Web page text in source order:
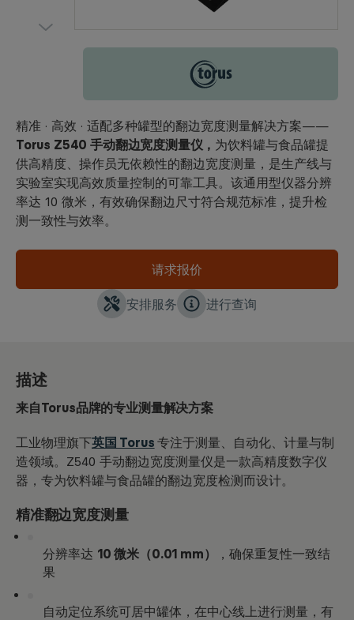
Torus
精准 · 高效 · 适配多种罐型的翻边宽度测量解决方案——
Torus Z540 手动翻边宽度测量仪， 为饮料罐与食品罐提
供高精度、操作员无依赖性的翻边宽度测量，是生产线与
实验室实现高效质量控制的可靠工具。该通用型仪器分辨
率达 10 微米，有效确保翻边尺寸符合规范标准，提升检
测一致性与效率。
请求报价
安排服务 进行查询
描述
来自Torus品牌的专业测量解决方案
工业物理旗下英国 Torus 专注于测量、自动化、计量与制
造领域。Z540 手动翻边宽度测量仪是一款高精度数字仪
器，专为饮料罐与食品罐的翻边宽度检测而设计。
精准翻边宽度测量
分辨率达 10 微米（0.01 mm）
，确保重复性一致结
果
自动定位系统可居中罐体，在中心线上进行测量，有